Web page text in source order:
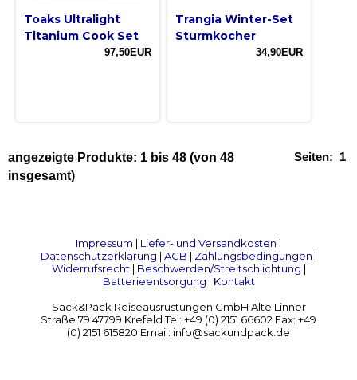
Toaks Ultralight
Titanium Cook Set
97,50EUR
Trangia Winter-Set
Sturmkocher
34,90EUR
Seiten: 1
angezeigte Produkte: 1 bis 48 (von 48
insgesamt)
Impressum | Liefer- und Versandkosten |
Datenschutzerklärung | AGB | Zahlungsbedingungen |
Widerrufsrecht | Beschwerden/Streitschlichtung |
Batterieentsorgung | Kontakt
Sack&Pack Reiseausrüstungen GmbH Alte Linner
Straße 79 47799 Krefeld Tel: +49 (0) 2151 66602 Fax: +49
(0) 2151 615820 Email: info@sackundpack.de